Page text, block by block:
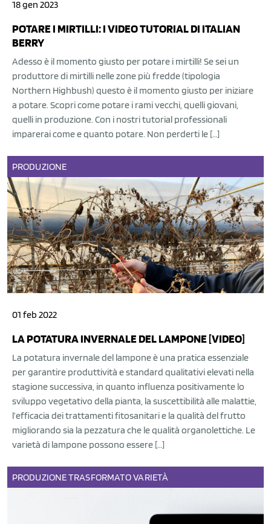
18 gen 2023
POTARE I MIRTILLI: I VIDEO TUTORIAL DI ITALIAN
BERRY
Adesso è il momento giusto per potare i mirtilli! Se sei un
produttore di mirtilli nelle zone più fredde (tipologia
Northern Highbush) questo è il momento giusto per iniziare
a potare. Scopri come potare i rami vecchi, quelli giovani,
quelli in produzione. Con i nostri tutorial professionali
imparerai come e quanto potare. Non perderti le […]
PRODUZIONE
01 feb 2022
LA POTATURA INVERNALE DEL LAMPONE [VIDEO]
La potatura invernale del lampone è una pratica essenziale
per garantire produttività e standard qualitativi elevati nella
stagione successiva, in quanto influenza positivamente lo
sviluppo vegetativo della pianta, la suscettibilità alle malattie,
l’efficacia dei trattamenti fitosanitari e la qualità del frutto
migliorando sia la pezzatura che le qualità organolettiche. Le
varietà di lampone possono essere […]
PRODUZIONETRASFORMATOVARIETÀ